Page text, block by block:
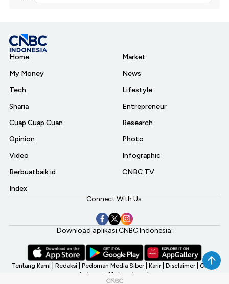
Home
My Money
Tech
Sharia
Cuap Cuap Cuan
Opinion
Video
Berbuatbaik.id
Index
Market
News
Lifestyle
Entrepreneur
Research
Photo
Infographic
CNBC TV
Connect With Us:
Download aplikasi CNBC Indonesia:
Tentang Kami Redaksi Pedoman Media Siber Karir Disclaimer CNBC
Indonesia My Investment
©2026 CNBC Indonesia, A Transmedia Company